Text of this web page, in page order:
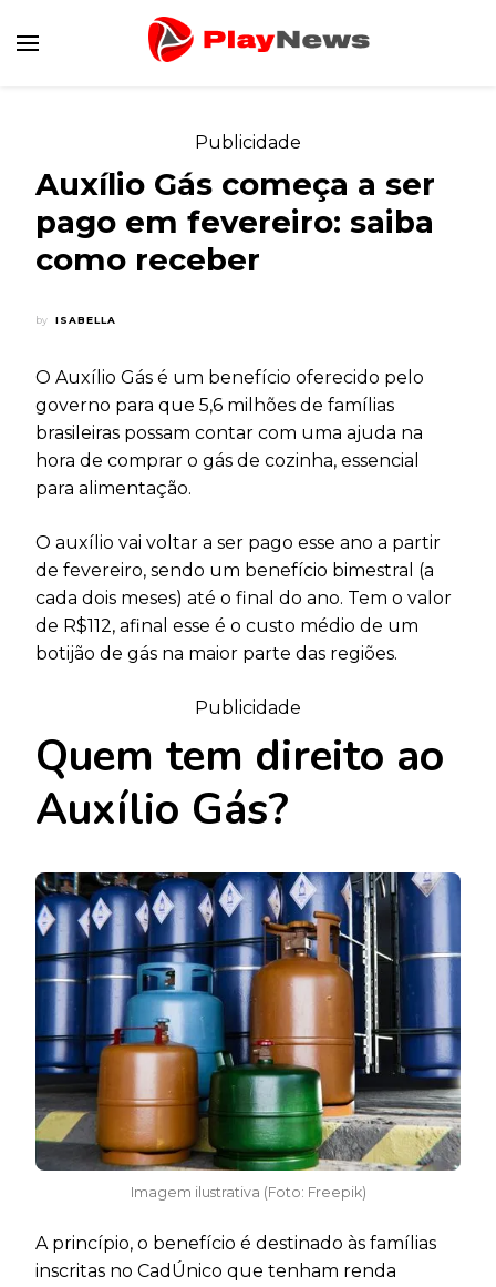
Publicidade
Auxílio Gás começa a ser
pago em fevereiro: saiba
como receber
by ISABELLA
O Auxílio Gás é um benefício oferecido pelo
governo para que 5,6 milhões de famílias
brasileiras possam contar com uma ajuda na
hora de comprar o gás de cozinha, essencial
para alimentação.
O auxílio vai voltar a ser pago esse ano a partir
de fevereiro, sendo um benefício bimestral (a
cada dois meses) até o final do ano. Tem o valor
de R$112, afinal esse é o custo médio de um
botijão de gás na maior parte das regiões.
Publicidade
Quem tem direito ao
Auxílio Gás?
Imagem ilustrativa (Foto: Freepik)
A princípio, o benefício é destinado às famílias
inscritas no CadÚnico que tenham renda